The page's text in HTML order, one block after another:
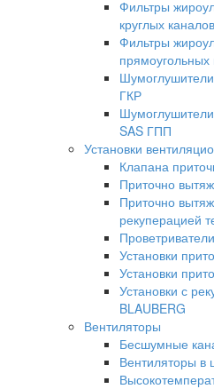
Фильтры
круглых каналов
Фильтры
прямоугольных
ГКР
SAS ГПП
Установки
Клапана
Приточно
Приточно
рекуперацией
Установки
Установки
Установки с
BLAUBERG
Вентиляторы
Бесшумные
Вентиляторы в